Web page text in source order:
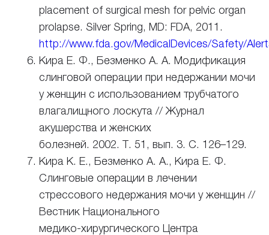
placement of surgical mesh for pelvic organ
prolapse. Silver Spring, MD: FDA, 2011.
http://www.fda.gov/MedicalDevices/Safety/
Кира Е. Ф., Безменко А. А. Модификация
слинговой операции при недержании мочи
у женщин с использованием трубчатого
влагалищного лоскута // Журнал
акушерства и женских
болезней. 2002. Т. 51, вып. 3. С. 126–129.
Кира К. Е., Безменко А. А., Кира Е. Ф.
Слинговые операции в лечении
стрессового недержания мочи у женщин //
Вестник Национального
медико-хирургического Центра